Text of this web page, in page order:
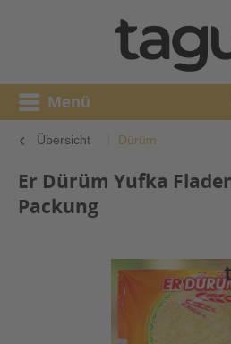
Menü
Übersicht Dürüm
Er Dürüm Yufka
Packung